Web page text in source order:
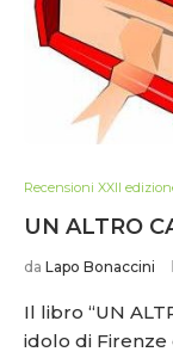
Recensioni XXII
UN ALTRO
da Lapo Bonaccini
Il libro “UN
idolo di